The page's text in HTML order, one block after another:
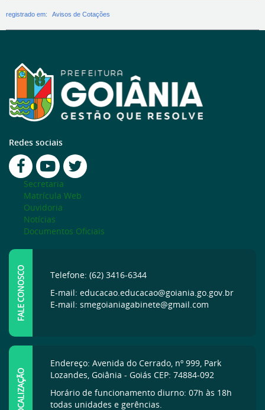
registrado em: Avisos de Cotações
Redes sociais
Secretaria
Matrícula Web
Ouvidoria
Notícias
Documentos Oficiais
FALE CONOSCO
Telefone: (62) 3416-6344
E-mail: educacao.educacao@goiania.go.gov.br
E-mail: smegoianiagabinete@gmail.com
LOCALIZAÇÃO
Endereço: Avenida do Cerrado, nº 999, Park
Lozandes, Goiânia - Goiás CEP: 74884-092
Horário de funcionamento diurno: 07h às 18h
todas unidades e gerências.